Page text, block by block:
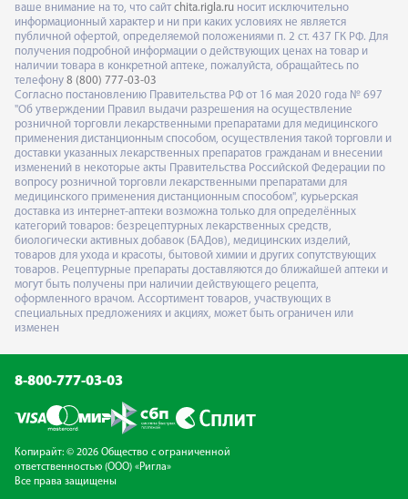
ваше внимание на то, что сайт chita.rigla.ru носит исключительно
информационный характер и ни при каких условиях не является
публичной офертой, определяемой положениями п. 2 ст. 437 ГК РФ. Для
получения подробной информации о действующих ценах на товар и
наличии товара в конкретной аптеке, пожалуйста, обращайтесь по
телефону 8 (800) 777-03-03
Согласно постановлению Правительства РФ от 16 мая 2020 года № 697
"Об утверждении Правил выдачи разрешения на осуществление
розничной торговли лекарственными препаратами для медицинского
применения дистанционным способом, осуществления такой торговли и
доставки указанных лекарственных препаратов гражданам и внесении
изменений в некоторые акты Правительства Российской Федерации по
вопросу розничной торговли лекарственными препаратами для
медицинского применения дистанционным способом", курьерская
доставка из интернет-аптеки возможна только для определённых
категорий товаров: безрецептурных лекарственных средств,
биологически активных добавок (БАДов), медицинских изделий,
товаров для ухода и красоты, бытовой химии и других сопутствующих
товаров. Рецептурные препараты доставляются до ближайшей аптеки и
могут быть получены при наличии действующего рецепта,
оформленного врачом. Ассортимент товаров, участвующих в
специальных предложениях и акциях, может быть ограничен или
изменен
8-800-777-03-03
Копирайт: © 2026 Общество с ограниченной
ответственностью (ООО) «Ригла»
Все права защищены